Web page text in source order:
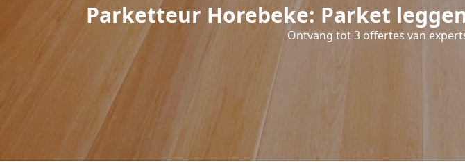
Parketteur Horebeke: Parket
Ontvang tot 3 offertes van